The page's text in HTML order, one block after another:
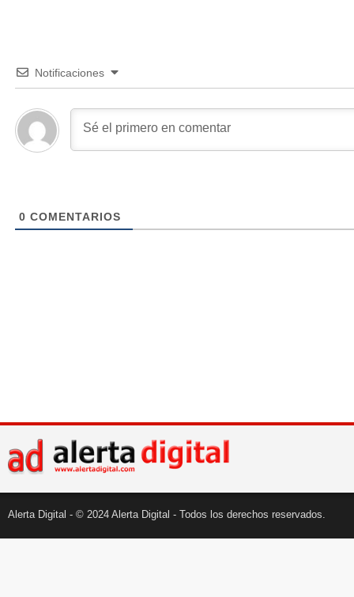
Notificaciones
0 COMENTARIOS
Alerta Digital - © 2024 Alerta Digital - Todos los derechos reservados.